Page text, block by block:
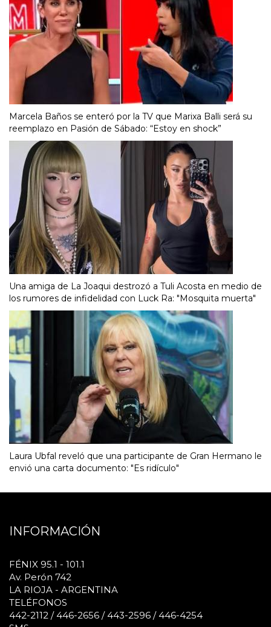
Marcela Baños se enteró por la TV que Marixa Balli será su
reemplazo en Pasión de Sábado: “Estoy en shock”
Una amiga de La Joaqui destrozó a Tuli Acosta en medio de
los rumores de infidelidad con Luck Ra: "Mosquita muerta"
Laura Ubfal reveló que una participante de Gran Hermano le
envió una carta documento: "Es ridículo"
INFORMACIÓN
FÉNIX 95.1 - 101.1
Av. Perón 742
LA RIOJA - ARGENTINA
TELÉFONOS
442-2112 / 446-2656 / 443-2596 / 446-4254